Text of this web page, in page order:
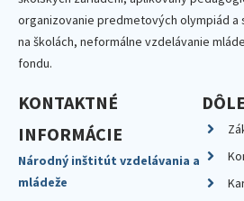
organizovanie predmetových olympiád
na školách, neformálne vzdelávanie
fondu.
KONTAKTNÉ
INFORMÁCIE
Národný inštitút vzdelávania a
mládeže